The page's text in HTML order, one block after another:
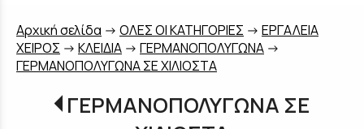
Aρχική σελίδα -> ΟΛΕΣ ΟΙ ΚΑΤΗΓΟΡΙΕΣ -> ΕΡΓΑΛΕΙΑ
ΧΕΙΡΟΣ -> ΚΛΕΙΔΙΑ -> ΓΕΡΜΑΝΟΠΟΛΥΓΩΝΑ ->
ΓΕΡΜΑΝΟΠΟΛΥΓΩΝΑ ΣΕ ΧΙΛΙΟΣΤΑ
ΓΕΡΜΑΝΟΠΟΛΥΓΩΝΑ ΣΕ